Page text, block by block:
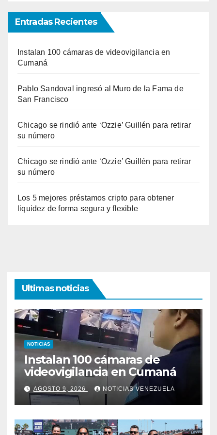
Entradas Recientes
Instalan 100 cámaras de videovigilancia en
Cumaná
Pablo Sandoval ingresó al Muro de la Fama de
San Francisco
Chicago se rindió ante ‘Ozzie’ Guillén para retirar
su número
Chicago se rindió ante ‘Ozzie’ Guillén para retirar
su número
Los 5 mejores préstamos cripto para obtener
liquidez de forma segura y flexible
Ultimas noticias
NOTICIAS
Instalan 100 cámaras de
videovigilancia en Cumaná
AGOSTO 9, 2026 NOTICIAS VENEZUELA